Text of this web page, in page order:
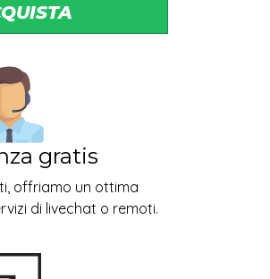
gratis
offriamo un ottima
di livechat o remoti.